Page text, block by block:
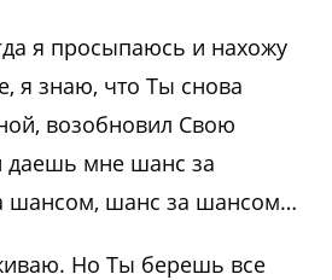
я просыпаюсь и нахожу
я знаю, что Ты снова
возобновил Свою
даешь мне шанс за
шансом, шанс за шансом…
Но Ты берешь все